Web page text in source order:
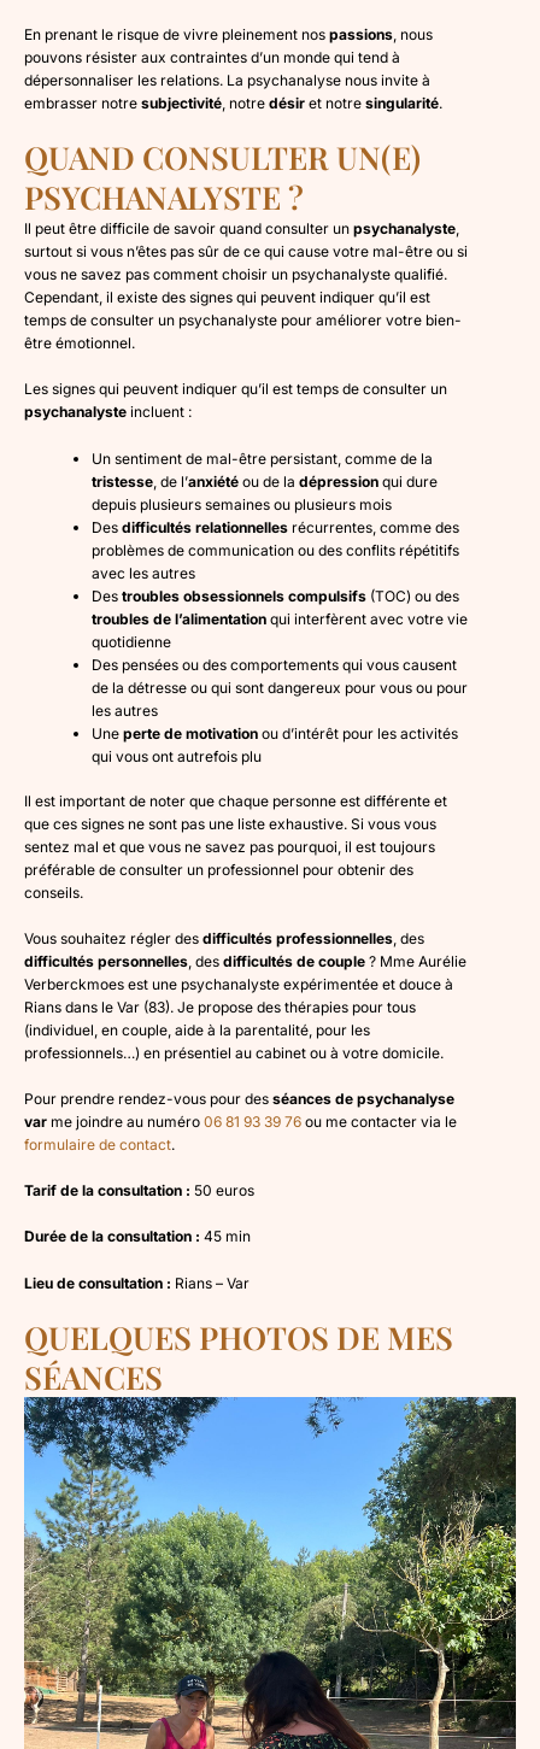
En prenant le risque de vivre pleinement nos passions, nous
pouvons résister aux contraintes d’un monde qui tend à
dépersonnaliser les relations. La psychanalyse nous invite à
embrasser notre subjectivité, notre désir et notre singularité.
QUAND CONSULTER UN(E)
PSYCHANALYSTE ?
Il peut être difficile de savoir quand consulter un psychanalyste,
surtout si vous n’êtes pas sûr de ce qui cause votre mal-être ou si
vous ne savez pas comment choisir un psychanalyste qualifié.
Cependant, il existe des signes qui peuvent indiquer qu’il est
temps de consulter un psychanalyste pour améliorer votre bien-
être émotionnel.
Les signes qui peuvent indiquer qu’il est temps de consulter un
psychanalyste incluent :
Un sentiment de mal-être persistant, comme de la
tristesse , de l’anxiété ou de la dépression qui dure
depuis plusieurs semaines ou plusieurs mois
Des difficultés relationnelles récurrentes, comme des
problèmes de communication ou des conflits répétitifs
avec les autres
Des troubles obsessionnels compulsifs (TOC) ou des
troubles de l’alimentation qui interfèrent avec votre vie
quotidienne
Des pensées ou des comportements qui vous causent
de la détresse ou qui sont dangereux pour vous ou pour
les autres
Une perte de motivation ou d’intérêt pour les activités
qui vous ont autrefois plu
Il est important de noter que chaque personne est différente et
que ces signes ne sont pas une liste exhaustive. Si vous vous
sentez mal et que vous ne savez pas pourquoi, il est toujours
préférable de consulter un professionnel pour obtenir des
conseils.
Vous souhaitez régler des difficultés professionnelles , des
difficultés personnelles , des difficultés de couple ? Mme Aurélie
Verberckmoes est une psychanalyste expérimentée et douce à
Rians dans le Var (83). Je propose des thérapies pour tous
(individuel, en couple, aide à la parentalité, pour les
professionnels…) en présentiel au cabinet ou à votre domicile.
Pour prendre rendez-vous pour des séances de psychanalyse
var me joindre au numéro 06 81 93 39 76 ou me contacter via le
formulaire de contact.
Tarif de la consultation : 50 euros
Durée de la consultation : 45 min
Lieu de consultation : Rians – Var
QUELQUES PHOTOS DE MES
SÉANCES